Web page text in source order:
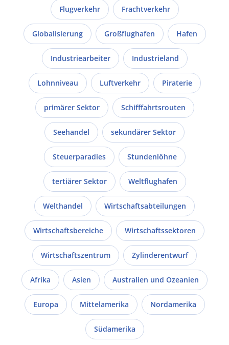
Flugverkehr Frachtverkehr
Globalisierung Großflughafen Hafen
Industriearbeiter Industrieland
Lohnniveau Luftverkehr Piraterie
primärer Sektor Schifffahrtsrouten
Seehandel sekundärer Sektor
Steuerparadies Stundenlöhne
tertiärer Sektor Weltflughafen
Welthandel Wirtschaftsabteilungen
Wirtschaftsbereiche Wirtschaftssektoren
Wirtschaftszentrum Zylinderentwurf
Afrika Asien Australien und Ozeanien
Europa Mittelamerika Nordamerika
Südamerika